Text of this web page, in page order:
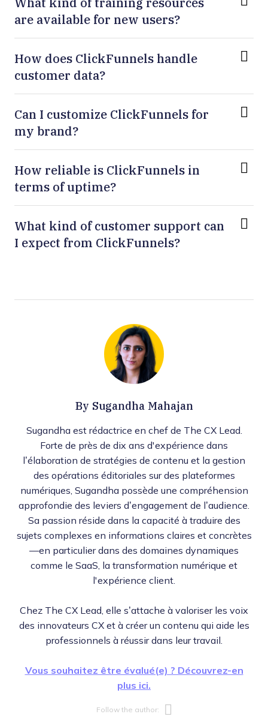
are available for new users?
How does ClickFunnels handle
customer data?
Can I customize ClickFunnels for
my brand?
How reliable is ClickFunnels in
terms of uptime?
What kind of customer support can
I expect from ClickFunnels?
By Sugandha Mahajan
Sugandha est rédactrice en chef de The CX Lead.
Forte de près de dix ans d'expérience dans
l’élaboration de stratégies de contenu et la gestion
des opérations éditoriales sur des plateformes
numériques, Sugandha possède une compréhension
approfondie des leviers d’engagement de l’audience.
Sa passion réside dans la capacité à traduire des
sujets complexes en informations claires et concrètes
—en particulier dans des domaines dynamiques
comme le SaaS, la transformation numérique et
l'expérience client.
Chez The CX Lead, elle s’attache à valoriser les voix
des innovateurs CX et à créer un contenu qui aide les
professionnels à réussir dans leur travail.
Vous souhaitez être évalué(e) ? Découvrez-en
plus ici.
Follow the author: